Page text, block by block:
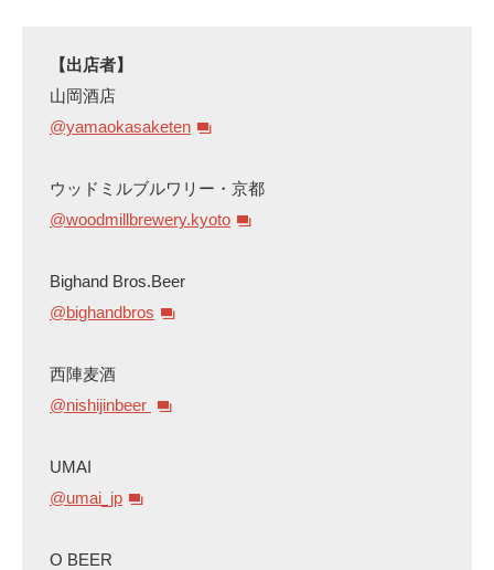
【出店者】
山岡酒店
@yamaokasaketen
ウッドミルブルワリー・京都
@woodmillbrewery.kyoto
Bighand Bros.Beer
@bighandbros
西陣麦酒
@nishijinbeer
UMAI
@umai_jp
O BEER